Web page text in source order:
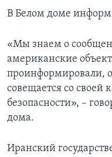
В Белом доме
«Мы знаем о
американские
проинформировали,
совещается со своей
безопасности», –
дома.
Иранский